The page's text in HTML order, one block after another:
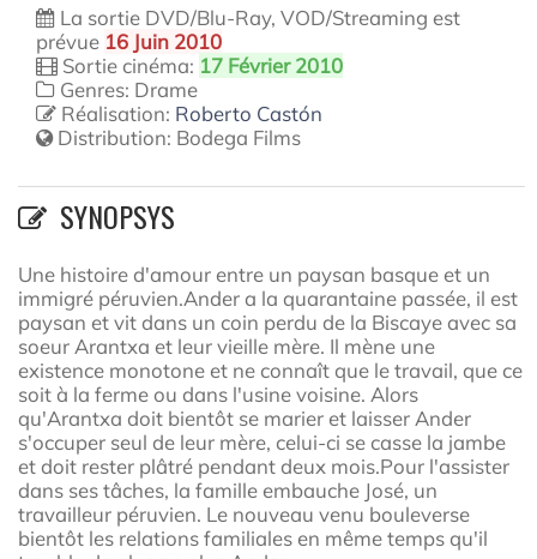
La sortie DVD/Blu-Ray, VOD/Streaming est
prévue 16 Juin 2010
Sortie cinéma: 17 Février 2010
Genres: Drame
Réalisation: Roberto Castón
Distribution: Bodega Films
SYNOPSYS
Une histoire d'amour entre un paysan basque et un
immigré péruvien.Ander a la quarantaine passée, il est
paysan et vit dans un coin perdu de la Biscaye avec sa
soeur Arantxa et leur vieille mère. Il mène une
existence monotone et ne connaît que le travail, que ce
soit à la ferme ou dans l'usine voisine. Alors
qu'Arantxa doit bientôt se marier et laisser Ander
s'occuper seul de leur mère, celui-ci se casse la jambe
et doit rester plâtré pendant deux mois.Pour l'assister
dans ses tâches, la famille embauche José, un
travailleur péruvien. Le nouveau venu bouleverse
bientôt les relations familiales en même temps qu'il